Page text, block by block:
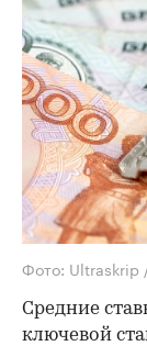
Фото: Ultraskrip
Средние
ключевой